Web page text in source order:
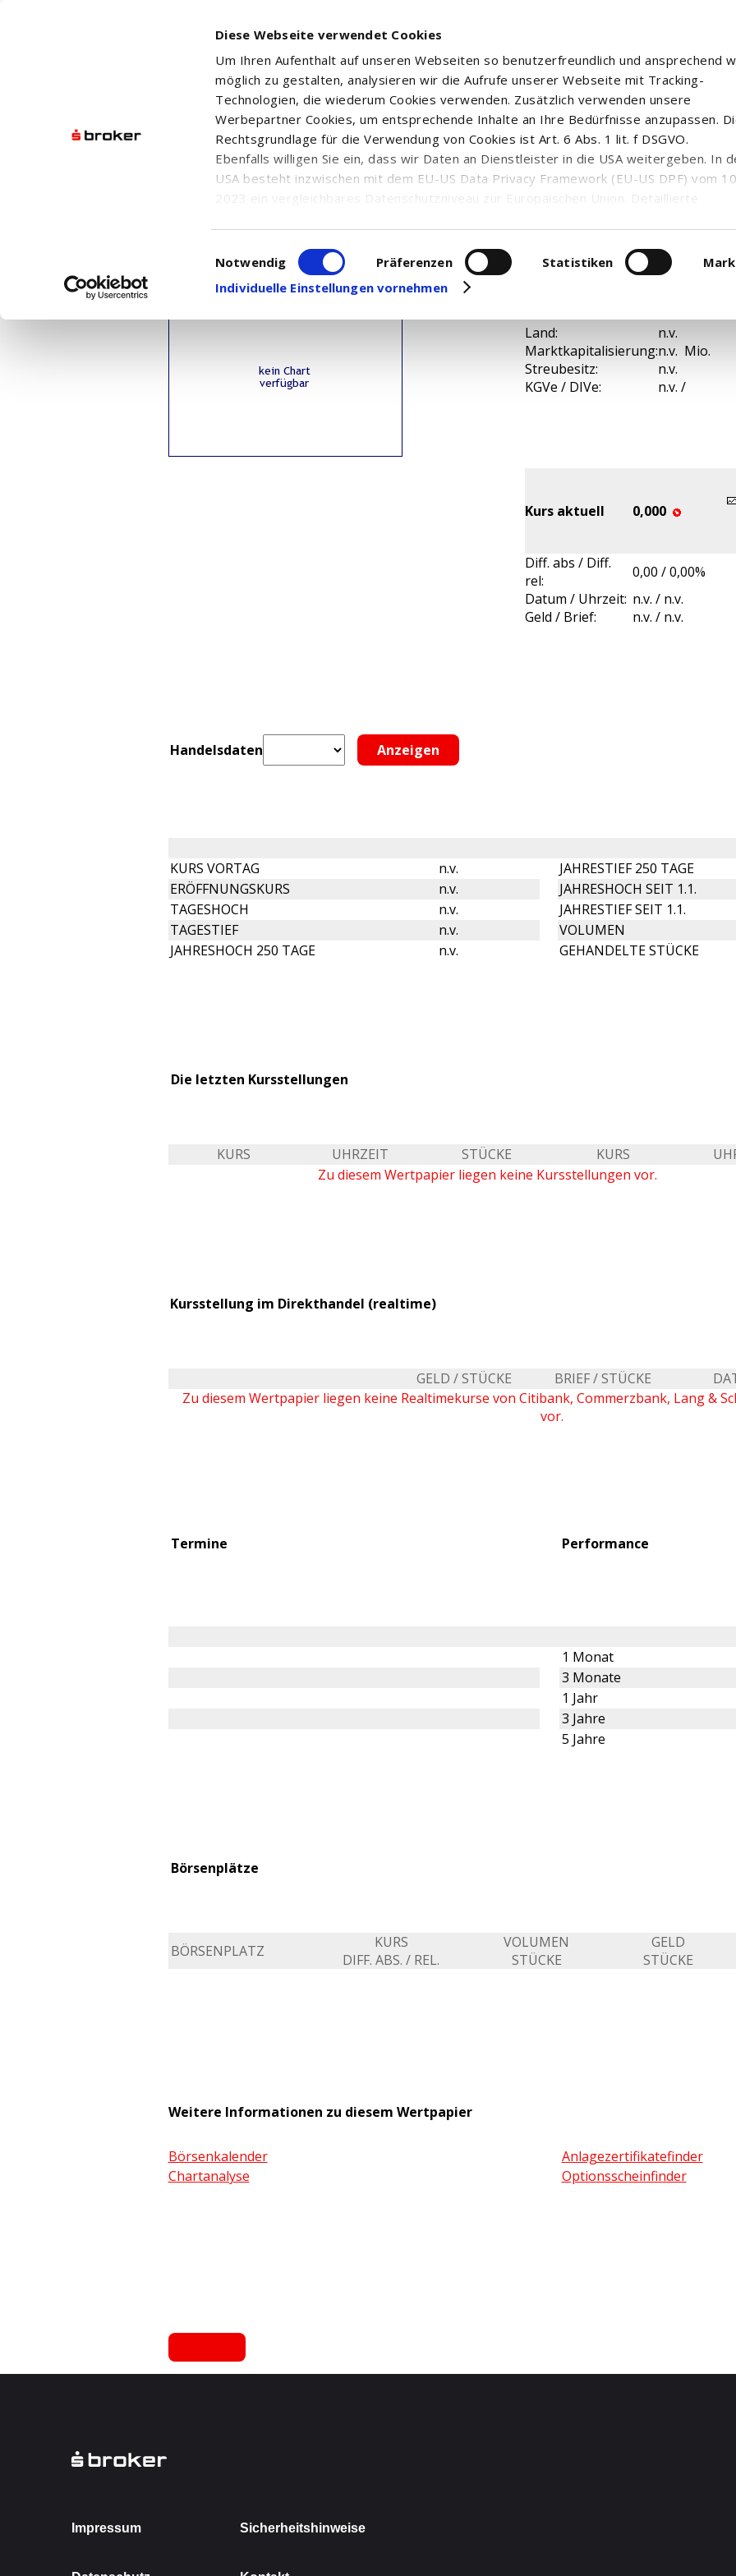
Diese Webseite verwendet Cookies
Um Ihren Aufenthalt auf unseren Webseiten so benutzerfreundlich und ansprechend
möglich zu gestalten, analysieren wir die Aufrufe unserer Webseite mit Tracking-
Technologien, die wiederum Cookies verwenden. Zusätzlich verwenden unsere
Werbepartner Cookies, um entsprechende Inhalte an Ihre Bedürfnisse anzupassen.
Rechtsgrundlage für die Verwendung von Cookies ist Art. 6 Abs. 1 lit. f DSGVO.
Ebenfalls willigen Sie ein, dass wir Daten an Dienstleister in die USA weitergeben. In
USA besteht inzwischen mit dem EU-US Data Privacy Framework (EU-US DPF) vom
2023 ein vergleichbares Datenschutzniveau zur Europäischen Union. Detaillierte
in den USA, finden Sie auf unserer Seite zumDatenschutz. Dort können Sie Ihre
Einwilligung auch jederzeit widerrufen oder anpassen.
Einwilligungsauswahl
Notwendig Präferenzen Statistiken
Individuelle Einstellungen vornehmen
Land:
n.v.
Marktkapitalisierung:n.v. Mio.
Streubesitz:
n.v.
KGVe / DIVe:
n.v. /
Kurs aktuell 0,000
Diff. abs / Diff.
rel:
0,00 / 0,00%
Datum / Uhrzeit: n.v. / n.v.
Geld / Brief:
n.v. / n.v.
Handelsdaten
KURS VORTAG n.v. JAHRESTIEF 250 TAGE
ERÖFFNUNGSKURS
n.v. JAHRESHOCH SEIT 1.1.
TAGESHOCH
n.v. JAHRESTIEF SEIT 1.1.
TAGESTIEF
n.v. VOLUMEN
JAHRESHOCH 250 TAGE
n.v. GEHANDELTE STÜCKE
Die letzten Kursstellungen
KURS UHRZEIT STÜCKE KURS
Zu diesem Wertpapier liegen keine Kursstellungen vor.
Kursstellung im Direkthandel (realtime)
GELD / STÜCKE BRIEF / STÜCKE
Zu diesem Wertpapier liegen keine Realtimekurse von Citibank, Commerzbank, Lang &
vor.
Termine Performance
1 Monat
3 Monate
1 Jahr
3 Jahre
5 Jahre
Börsenplätze
BÖRSENPLATZ
KURS
DIFF. ABS. / REL.
VOLUMEN
STÜCKE
GELD
STÜCKE
Weitere Informationen zu diesem Wertpapier
Börsenkalender
Chartanalyse
Anlagezertifikatefinder
Optionsscheinfinder